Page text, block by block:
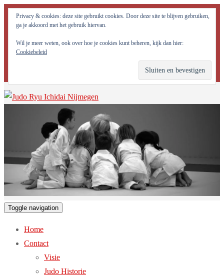
Judo Ryu Ichidai Nijmegen - Alle potentiële krachten in jezelf
optimaal tot ontwikkeling brengen!
Toggle navigation
Home
Contact
Visie
Judo Historie
Privacy & cookies: deze site gebruikt cookies. Door deze site te blijven gebruiken,
ga je akkoord met het gebruik hiervan.
Wil je meer weten, ook over hoe je cookies kunt beheren, kijk dan hier:
Cookiebeleid